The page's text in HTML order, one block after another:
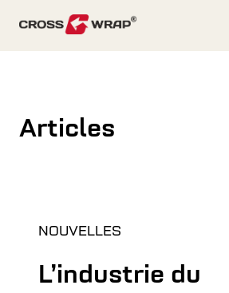
Articles
NOUVELLES
L’industrie du